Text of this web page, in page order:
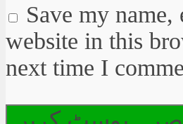
Save my name,
website in this
next time I